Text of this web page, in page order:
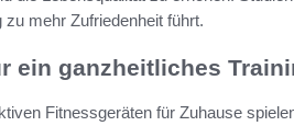
mehr Zufriedenheit führt.
ein ganzheitliches
Fitnessgeräten für Zuhause